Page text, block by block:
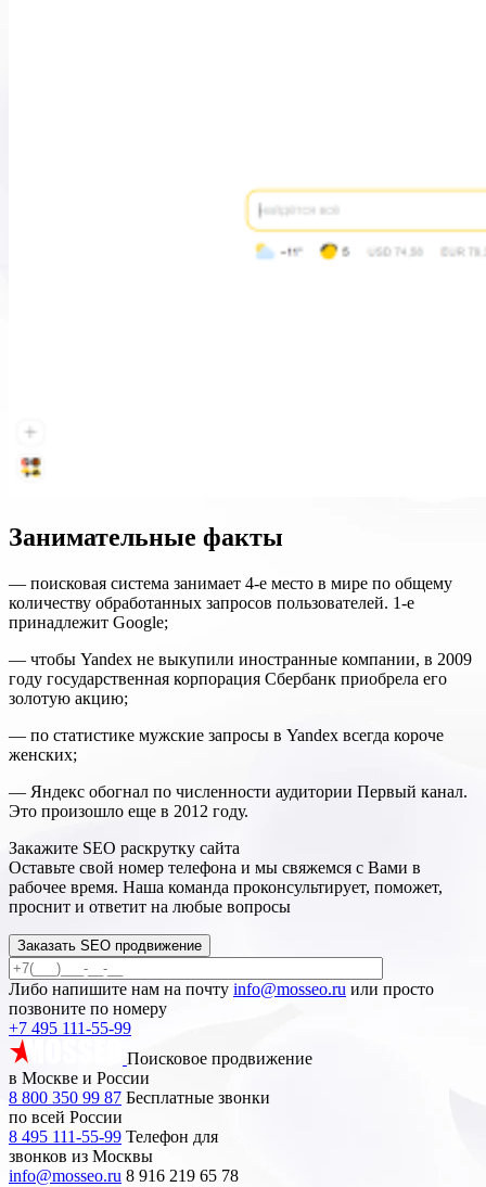
Занимательные факты
— поисковая система занимает 4-е место в мире по общему
количеству обработанных запросов пользователей. 1-е
принадлежит Google;
— чтобы Yandex не выкупили иностранные компании, в 2009
году государственная корпорация Сбербанк приобрела его
золотую акцию;
— по статистике мужские запросы в Yandex всегда короче
женских;
— Яндекс обогнал по численности аудитории Первый канал.
Это произошло еще в 2012 году.
Закажите SEO раскрутку сайта
Оставьте свой номер телефона и мы свяжемся с Вами в
рабочее время. Наша команда проконсультирует, поможет,
проснит и ответит на любые вопросы
Заказать SEO продвижение
Либо напишите нам на почту info@mosseo.ru или просто
позвоните по номеру
+7 495 111-55-99
Поисковое продвижение
в Москве и России
8 800 350 99 87 Бесплатные звонки
по всей России
8 495 111-55-99 Телефон для
звонков из Москвы
info@mosseo.ru 8 916 219 65 78